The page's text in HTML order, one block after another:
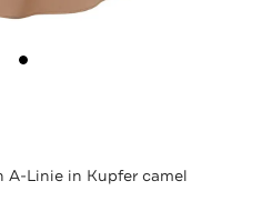
A-Linie in Kupfer camel